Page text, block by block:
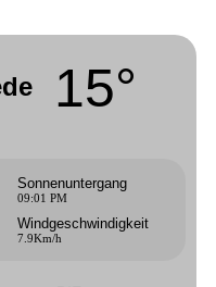
15°
Sonnenuntergang
09:01 PM
Windgeschwindigkeit
7.9Km/h